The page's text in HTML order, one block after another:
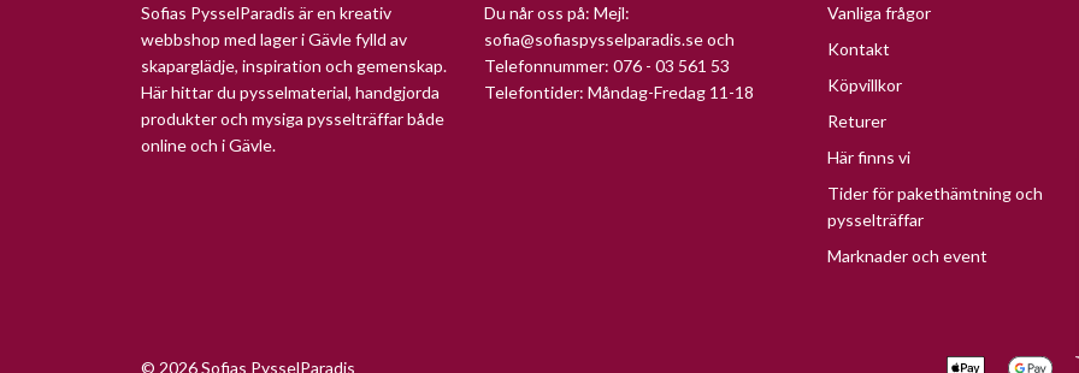
Sofias PysselParadis är en kreativ
webbshop med lager i Gävle fylld av
skaparglädje, inspiration och gemenskap.
Här hittar du pysselmaterial, handgjorda
produkter och mysiga pysselträffar både
online och i Gävle.
Du når oss på: Mejl:
sofia@sofiaspysselparadis.seoch
Telefonnummer: 076 - 03 561 53
Telefontider: Måndag-Fredag 11-18
Vanliga frågor
Kontakt
Köpvillkor
Returer
Här finns vi
Tider för pakethämtning och
pysselträffar
Marknader och event
© 2026 Sofias PysselParadis